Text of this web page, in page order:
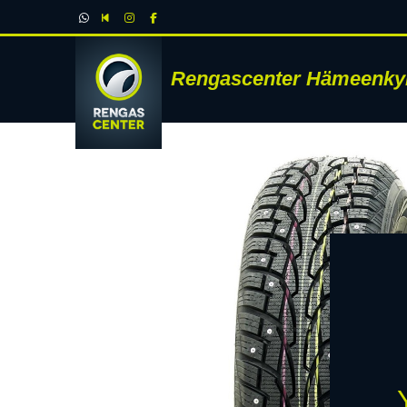
Rengascenter